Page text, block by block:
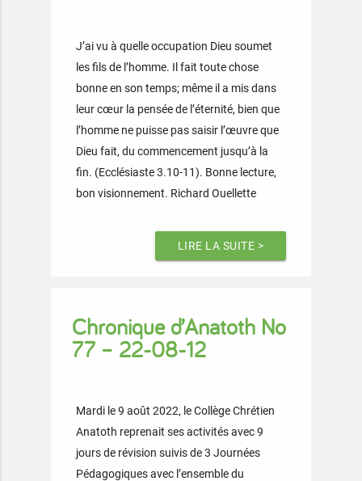
J’ai vu à quelle occupation Dieu soumet
les fils de l’homme. Il fait toute chose
bonne en son temps; même il a mis dans
leur cœur la pensée de l’éternité, bien que
l’homme ne puisse pas saisir l’œuvre que
Dieu fait, du commencement jusqu’à la
fin. (Ecclésiaste 3.10-11). Bonne lecture,
bon visionnement. Richard Ouellette
LIRE LA SUITE >
Chronique d’Anatoth No
77 – 22-08-12
Mardi le 9 août 2022, le Collège Chrétien
Anatoth reprenait ses activités avec 9
jours de révision suivis de 3 Journées
Pédagogiques avec l’ensemble du